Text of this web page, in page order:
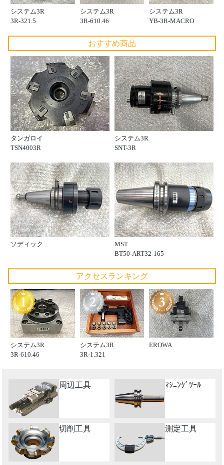
システム3R
3R-321.5
システム3R
3R-610.46
システム3R
YB-3R-MACRO
おすすめ商品
タンガロイ
TSN4003R
システム3R
SNT-3R
ソディック
MST
BT50-ART32-165
アクセスランキング
システム3R
3R-610.46
システム3R
3R-1.321
EROWA
周辺工具 ﾏｼﾆﾝｸﾞﾂｰﾙ
切削工具 測定工具